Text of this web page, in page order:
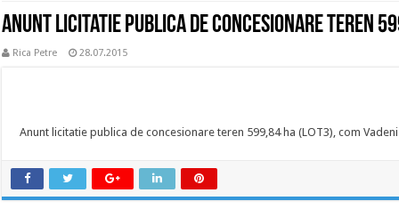
Anunt licitatie publica de concesionare teren
Rica Petre 28.07.2015
Anunt licitatie publica de concesionare teren 599,84 ha (LOT3), com Vadeni